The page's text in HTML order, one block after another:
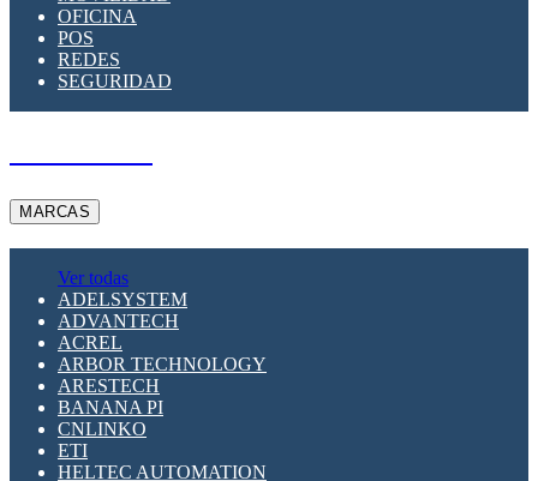
OFICINA
POS
REDES
SEGURIDAD
MARCAS
Ver todas
ADELSYSTEM
ADVANTECH
ACREL
ARBOR TECHNOLOGY
ARESTECH
BANANA PI
CNLINKO
ETI
HELTEC AUTOMATION